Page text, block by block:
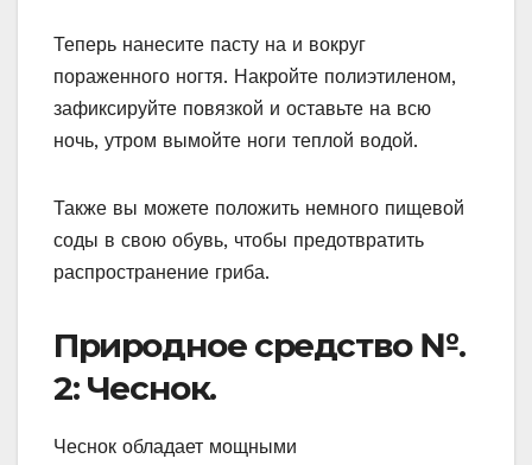
Теперь нанесите пасту на и вокруг
пораженного ногтя. Накройте полиэтиленом,
зафиксируйте повязкой и оставьте на всю
ночь, утром вымойте ноги теплой водой.
Также вы можете положить немного пищевой
соды в свою обувь, чтобы предотвратить
распространение гриба.
Природное средство №.
2: Чеснок.
Чеснок обладает мощными